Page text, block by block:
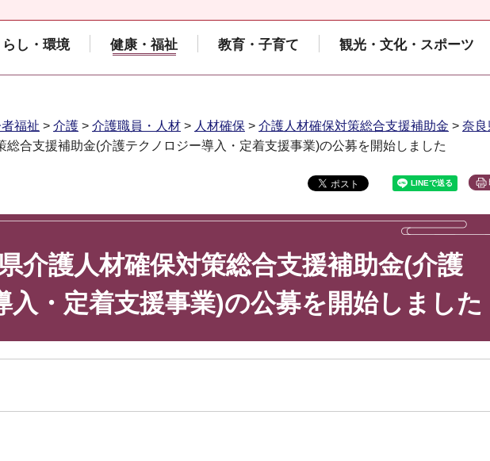
らし・環境 健康・福祉 教育・子育て 観光・文化・スポーツ
福祉 > 介護 > 介護職員・人材 > 人材確保 > 介護人材確保対策総合支援補助金 > 奈
合支援補助金(介護テクノロジー導入・定着支援事業)の公募を開始しました
介護人材確保対策総合支援補助金(介護
入・定着支援事業)の公募を開始しました